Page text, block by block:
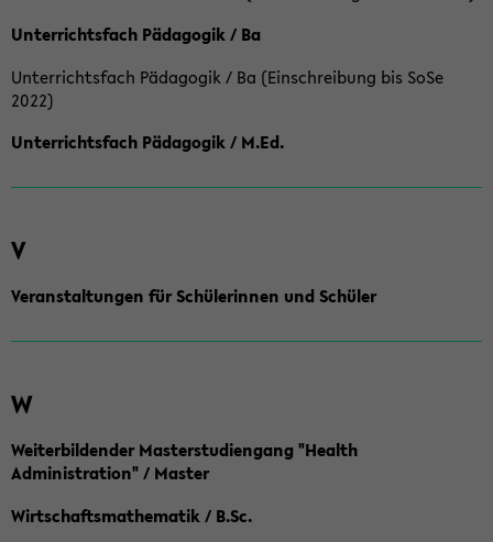
Unterrichtsfach Pädagogik / Ba
Unterrichtsfach Pädagogik / Ba (Einschreibung bis SoSe
2022)
Unterrichtsfach Pädagogik / M.Ed.
V
Veranstaltungen für Schülerinnen und Schüler
W
Weiterbildender Masterstudiengang "Health
Administration" / Master
Wirtschaftsmathematik / B.Sc.